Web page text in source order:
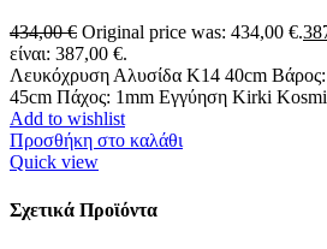
434,00€ Original price was: 434,00 €.
είναι: 387,00 €.
Λευκόχρυση Αλυσίδα Κ14 40cm
45cm Πάχος: 1mm Εγγύηση Kirki
Add to wishlist
Προσθήκη στο καλάθι
Quick view
Σχετικά Προϊόντα